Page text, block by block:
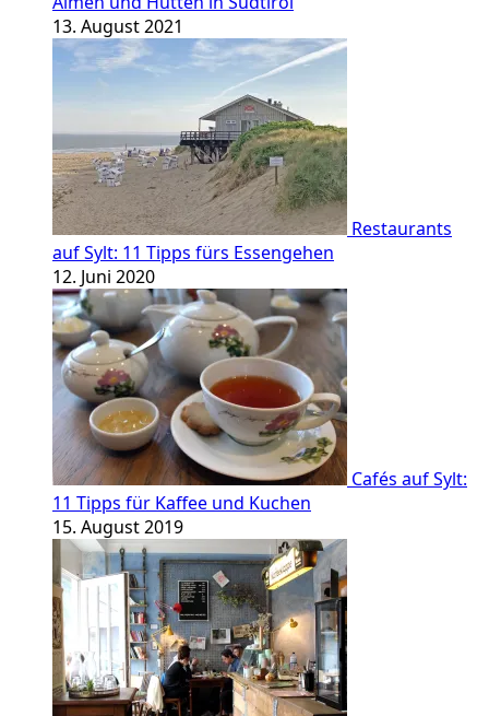
13. August 2021
Restaurants
auf Sylt: 11 Tipps fürs Essengehen
12. Juni 2020
Cafés auf Sylt:
11 Tipps für Kaffee und Kuchen
15. August 2019